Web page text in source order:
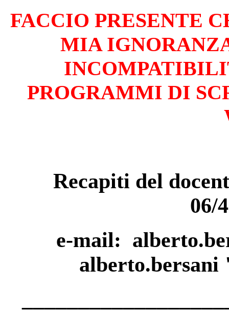
FACCIO PRESENTE
MIA
PROGRAMMI DI
Recapiti del
06/
e-mail: